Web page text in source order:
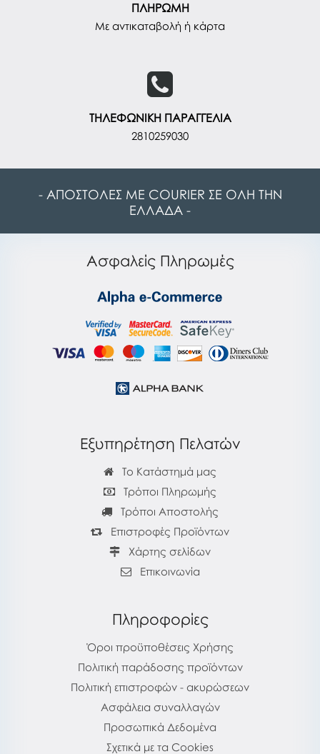
ΠΛΗΡΩΜΗ
Με αντικαταβολή ή κάρτα
ΤΗΛΕΦΩΝΙΚΗ ΠΑΡΑΓΓΕΛΙΑ
2810259030
- ΑΠΟΣΤΟΛΕΣ ΜΕ COURIER ΣΕ ΟΛΗ ΤΗΝ
ΕΛΛΑΔΑ -
Ασφαλείς Πληρωμές
Εξυπηρέτηση Πελατών
Το Κατάστημά μας
Τρόποι Πληρωμής
Τρόποι Αποστολής
Επιστροφές Προϊόντων
Χάρτης σελίδων
Επικοινωνία
Πληροφορίες
Όροι προϋποθέσεις Χρήσης
Πολιτική παράδοσης προϊόντων
Πολιτική επιστροφών - ακυρώσεων
Ασφάλεια συναλλαγών
Προσωπικά Δεδομένα
Σχετικά με τα Cookies